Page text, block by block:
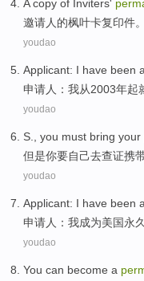
A copy of Inviters'
邀请人的枫叶卡复印件。
youdao
Applicant: I have been a
申请人 ： 我从2003年起
youdao
S you must bring your
但是你要自己去查证携
youdao
Applicant: I have been a
申请人 ： 我成为美国永久
youdao
You can become a